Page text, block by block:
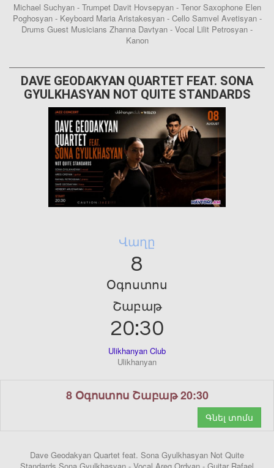
Michael Suchyan - Trumpet Davit Hovsepyan - Tenor Saxophone Elen
Poghosyan - Keyboard Maria Aristakesyan - Cello Samvel Avetisyan -
Drums Guest Musicians Zhanna Davtyan - Vocal Lilit Petrosyan -
Kanon
DAVE GEODAKYAN QUARTET FEAT. SONA
GYULKHASYAN NOT QUITE STANDARDS
Վաղը
8
Օգոստոս
Շաբաթ
20:30
Ulikhanyan Club
Ulikhanyan
8 Օգոստոս Շաբաթ 20:30
Գնել տոմս
Dave Geodakyan Quartet feat. Sona Gyulkhasyan Not Quite